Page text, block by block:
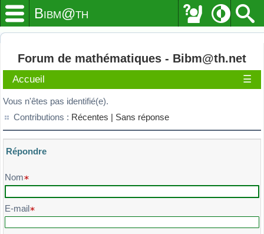
Bibm@th
Forum de mathématiques - Bibm@th.net
Accueil ☰
Vous n'êtes pas identifié(e).
Contributions : Récentes | Sans réponse
Répondre
Veuillez composer votre message et l'envoyer
Nom
E-mail